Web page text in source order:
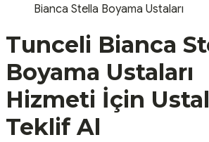
Bianca Stella Boyama Ustaları
Tunceli Bianca
Boyama Ustaları
Hizmeti İçin
Teklif Al